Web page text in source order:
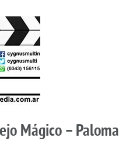
Mágico – Paloma